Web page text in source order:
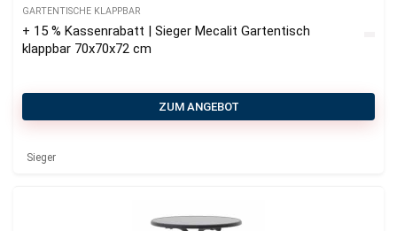
GARTENTISCHE KLAPPBAR
+ 15 % Kassenrabatt | Sieger Mecalit Gartentisch
klappbar 70x70x72 cm
ZUM ANGEBOT
Sieger